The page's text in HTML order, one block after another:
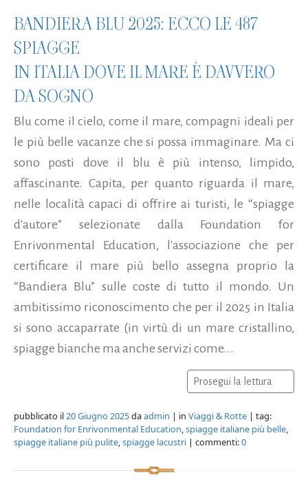
BANDIERA BLU 2025: ECCO LE 487
SPIAGGE
IN ITALIA DOVE IL MARE È DAVVERO
DA SOGNO
Blu come il cielo, come il mare, compagni ideali per
le più belle vacanze che si possa immaginare. Ma ci
sono posti dove il blu è più intenso, limpido,
affascinante. Capita, per quanto riguarda il mare,
nelle località capaci di offrire ai turisti, le “spiagge
d'autore” selezionate dalla Foundation for
Enrivonmental Education, l'associazione che per
certificare il mare più bello assegna proprio la
“Bandiera Blu” sulle coste di tutto il mondo. Un
ambitissimo riconoscimento che per il 2025 in Italia
si sono accaparrate (in virtù di un mare cristallino,
spiagge bianche ma anche servizi come...
Prosegui la lettura
pubblicato il20 Giugno 2025daadmin | in Viaggi & Rotte | tag:
Foundation for Enrivonmental Education,spiagge italiane più belle,
spiagge italiane più pulite,spiagge lacustri | commenti:0